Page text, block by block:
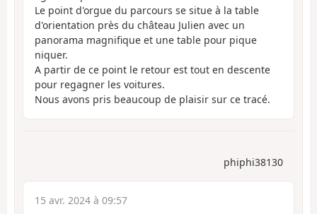
Le point d'orgue du parcours se situe à la table
d'orientation près du château Julien avec un
panorama magnifique et une table pour pique
niquer.
A partir de ce point le retour est tout en descente
pour regagner les voitures.
Nous avons pris beaucoup de plaisir sur ce tracé.
phiphi38130
15 avr. 2024 à 09:57